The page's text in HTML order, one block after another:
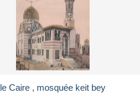
le Caire , mosquée keit bey